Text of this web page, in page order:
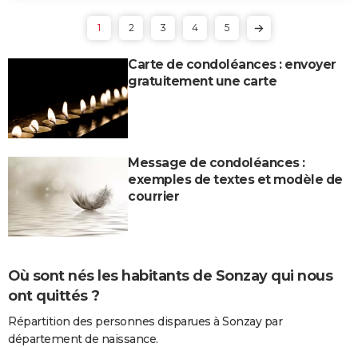
1 2 3 4 5
Carte de condoléances : envoyer
gratuitement une carte
Message de condoléances :
exemples de textes et modèle de
courrier
Où sont nés les habitants de Sonzay qui nous
ont quittés ?
Répartition des personnes disparues à Sonzay par
département de naissance.